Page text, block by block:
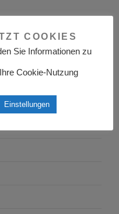
COOKIES
Sie Informationen zu
Cookie-Nutzung
Einstellungen